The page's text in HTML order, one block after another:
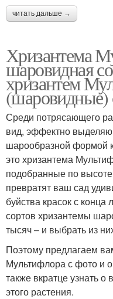
читать дальше →
Хризантема
шаровидная
хризантем
(шаровидные)
Среди потрясающего
вид, эффектно
шарообразной формой
это хризантема
подобранные по
превратят ваш сад
буйства красок с
сортов хризантемы
тысяч – и выбрать из
Поэтому предлагаем
Мультифлора с фото и
также вкратце узнать
этого растения.